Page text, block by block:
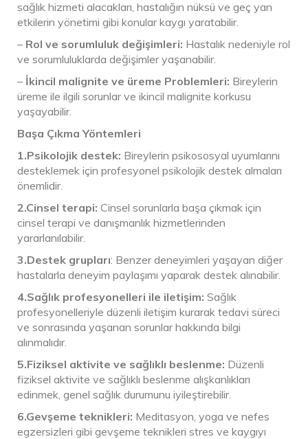
sağlık hizmeti alacakları, hastalığın nüksü ve geç yan
etkilerin yönetimi gibi konular kaygı yaratabilir.
– Rol ve sorumluluk değişimleri: Hastalık nedeniyle rol
ve sorumluluklarda değişimler yaşanabilir.
– İkincil malignite ve üreme Problemleri: Bireylerin
üreme ile ilgili sorunlar ve ikincil malignite korkusu
yaşayabilir.
Başa Çıkma Yöntemleri
1.Psikolojik destek: Bireylerin psikososyal uyumlarını
desteklemek için profesyonel psikolojik destek almaları
önemlidir.
2.Cinsel terapi: Cinsel sorunlarla başa çıkmak için
cinsel terapi ve danışmanlık hizmetlerinden
yararlanılabilir.
3.Destek grupları: Benzer deneyimleri yaşayan diğer
hastalarla deneyim paylaşımı yaparak destek alınabilir.
4.Sağlık profesyonelleri ile iletişim: Sağlık
profesyonelleriyle düzenli iletişim kurarak tedavi süreci
ve sonrasında yaşanan sorunlar hakkında bilgi
alınmalıdır.
5.Fiziksel aktivite ve sağlıklı beslenme: Düzenli
fiziksel aktivite ve sağlıklı beslenme alışkanlıkları
edinmek, genel sağlık durumunu iyileştirebilir.
6.Gevşeme teknikleri: Meditasyon, yoga ve nefes
egzersizleri gibi gevşeme teknikleri stres ve kaygıyı